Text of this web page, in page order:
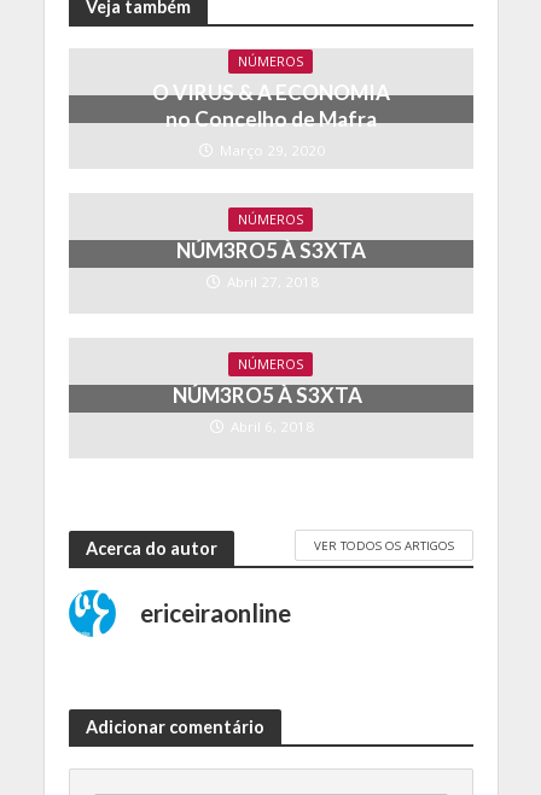
Veja também
NÚMEROS
O VIRUS & A ECONOMIA
no Concelho de Mafra
Março 29, 2020
NÚMEROS
NÚM3RO5 À S3XTA
Abril 27, 2018
NÚMEROS
NÚM3RO5 À S3XTA
Abril 6, 2018
Acerca do autor VER TODOS OS ARTIGOS
ericeiraonline
Adicionar comentário